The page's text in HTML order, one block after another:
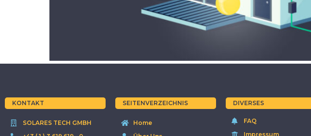
KONTAKT
SOLARES TECH GMBH
SEITENVERZEICHNIS
Home
DIVERSES
FAQ
Impressum